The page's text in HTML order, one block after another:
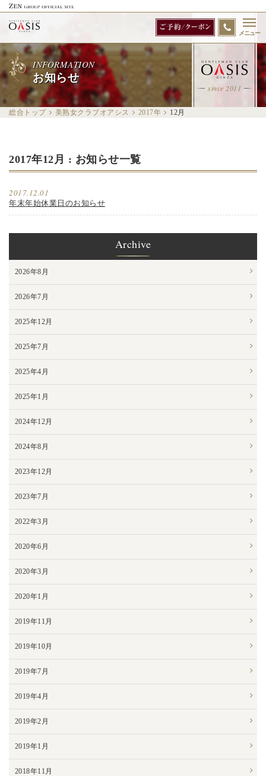
メニュー
since 2011
INFORMATION
お知らせ
総合トップ 美熟女クラブオアシス 2017年 12月
2017年12月 : お知らせ一覧
2017.12.01
年末年始休業日のお知らせ
Archive
2026年8月
2026年7月
2025年12月
2025年7月
2025年4月
2025年1月
2024年12月
2024年8月
2023年12月
2023年7月
2022年3月
2020年6月
2020年3月
2020年1月
2019年11月
2019年10月
2019年7月
2019年4月
2019年2月
2019年1月
2018年11月